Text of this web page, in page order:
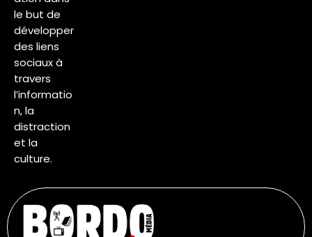
le but de
développer
des liens
sociaux à
travers
l’informatio
n, la
distraction
et la
culture.